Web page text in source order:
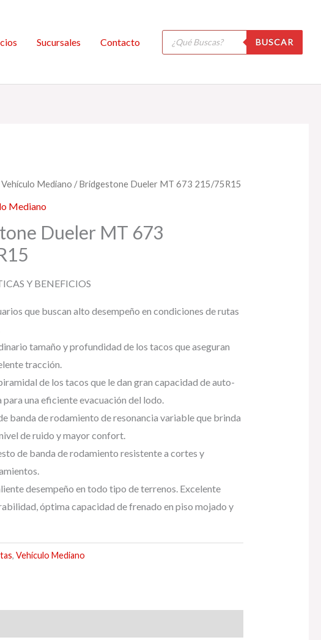
Sucursales Contacto
Búsqueda
productos
BUSCAR
Vehículo Mediano / Bridgestone Dueler MT 673 215/75R15
Mediano
Dueler MT 673
Y BENEFICIOS
que buscan alto desempeño en condiciones de rutas
tamaño y profundidad de los tacos que aseguran
tracción.
de los tacos que le dan gran capacidad de auto-
para una eficiente evacuación del lodo.
banda de rodamiento de resonancia variable que brinda
de ruido y mayor confort.
de banda de rodamiento resistente a cortes y
desempeño en todo tipo de terrenos. Excelente
óptima capacidad de frenado en piso mojado y
, Vehículo Mediano